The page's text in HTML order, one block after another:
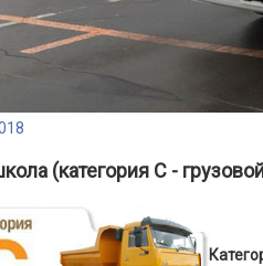
(категория C -